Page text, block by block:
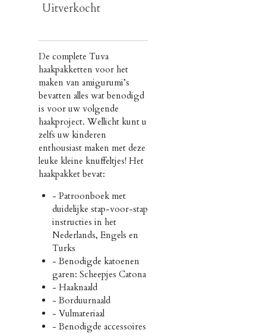
Uitverkocht
De complete Tuva
haakpakketten voor het
maken van amigurumi’s
bevatten alles wat benodigd
is voor uw volgende
haakproject. Wellicht kunt u
zelfs uw kinderen
enthousiast maken met deze
leuke kleine knuffeltjes! Het
haakpakket bevat:
- Patroonboek met
duidelijke stap-voor-stap
instructies in het
Nederlands, Engels en
Turks
- Benodigde katoenen
garen: Scheepjes Catona
- Haaknaald
- Borduurnaald
- Vulmateriaal
- Benodigde accessoires